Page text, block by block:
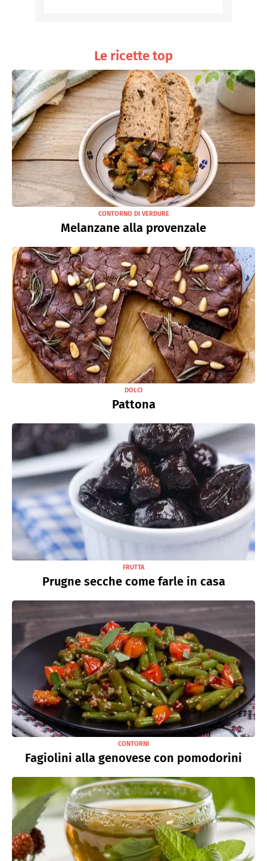
Le ricette top
CONTORNO DI VERDURE
Melanzane alla provenzale
DOLCI
Pattona
FRUTTA
Prugne secche come farle in casa
CONTORNI
Fagiolini alla genovese con pomodorini